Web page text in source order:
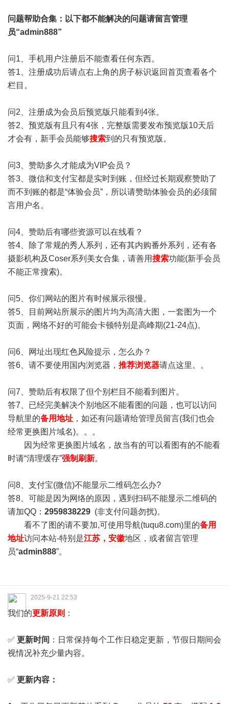
问题帮助合集 ：以下都不能解决的问题请留言管理
员“admin888”
问1、手机用户注册后不能查看任何东西。
答1、注册成功后请点右上角的房子标识返回首页查看各个
栏目。
问2、注册成为会员后预览版只能看到4张。
答2、预览版有且只有4张，完整版需要发布预览版10天后
才会有，新手会员能够搜索到的只有预览版。
问3、赞助多久才能成为VIP会员？
答3、微信和支付宝都是实时到账，但经过长期观察赞助了
而不到账的都是“体验会员”，所以请赞助体验会员的必须留
言用户名。
问4、赞助后有哪些资源可以在线看？
答4、除了常规的秀人系列，还有其内购番外系列，还有各
摄影机构及Coser系列美女合集，请善用搜索功能(新手会员
不能正常搜索)。
问5、你们网站的图片有时候展示很慢。
答5、目前网站所展示的图片均为高清大图，一套图为一个
页面，网络不好的可能会卡顿特别是高峰期(21-24点)。
问6、网址出现红色风险提示，怎么办？
答6、请不要使用国内浏览器， 推荐浏览器请点这里。。
问7、赞助后有权限了但个别栏目不能看到图片。
答7、已经完美解决个别地区不能看图的问题，也可以访问
导航里的备用地址 ，如还有问题请给管理员留言(我们也会
经常更换图片域名)。。。
因为经常更换图片域名，故当有的可以看图有的不能看
时请“清理缓存”强制刷新。
问8、支付宝(微信)不能显示二维码怎么办?
答8、可能是因为网络的原因，遇到扫码不能显示二维码的
请加QQ： 2959838229 (非支付问题勿扰)。
看不了图的请不要加,可使用导航(tuqu8.com)里的备用
地址访问本站-特别是江苏，安徽地区，或者留言管理
员“admin888”。
2025-9-21 22:53
我们的更新原则 ：
✅ 更新时间 ：日常保持每个工作日稳定更新，节假日期间会
视情况补充少量内容。
✅ 更新内容：